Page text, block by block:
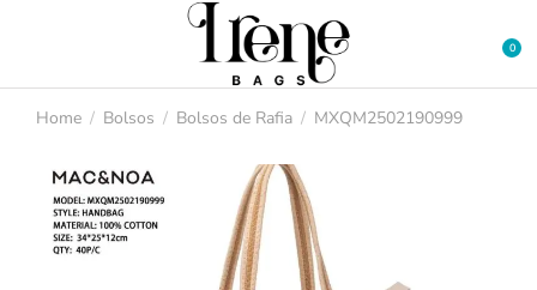
You are here:
Home Bolsos Bolsos de Rafia MXQM2502190999